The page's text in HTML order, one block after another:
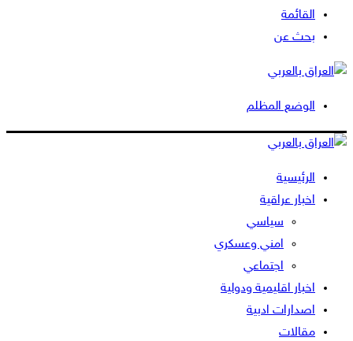
القائمة
بحث عن
الوضع المظلم
الرئيسية
اخبار عراقية
سياسي
امني وعسكري
اجتماعي
اخبار اقليمية ودولية
اصدارات ادبية
مقالات